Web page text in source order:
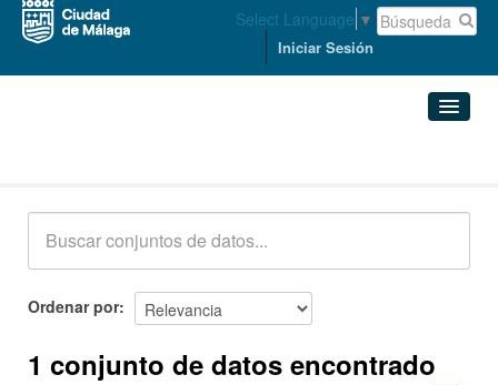
Select Language ▼
Iniciar Sesión
Acerca de
Ordenar por
1 conjunto de datos encontrado